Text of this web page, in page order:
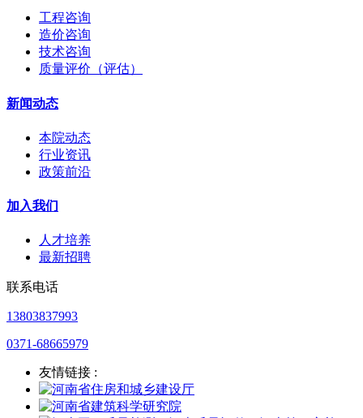
工程咨询
造价咨询
技术咨询
质量评价（评估）
新闻动态
本院动态
行业资讯
政策前沿
加入我们
人才培养
最新招聘
联系电话
13803837993
0371-68665979
友情链接 :